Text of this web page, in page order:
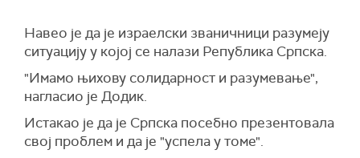
Навео је да је израелски званичници разумеју
ситуацију у којој се налази Република Српска.
"Имамо њихову солидарност и разумевање",
нагласио је Додик.
Истакао је да је Српска посебно презентовала
свој проблем и да је "успела у томе".